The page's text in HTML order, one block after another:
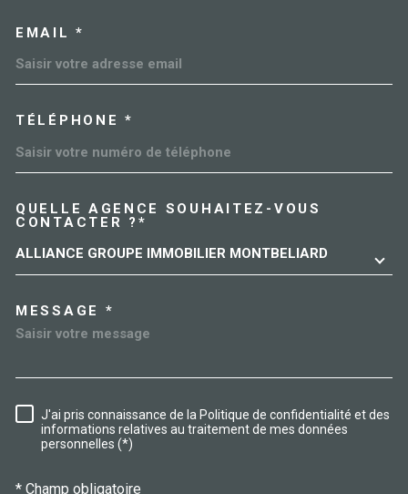
EMAIL *
TÉLÉPHONE *
QUELLE AGENCE SOUHAITEZ-VOUS
CONTACTER ?*
ALLIANCE GROUPE IMMOBILIER MONTBELIARD
MESSAGE *
RÈGLEMENTATION
J'ai pris connaissance de la Politique de confidentialité et des
informations relatives au traitement de mes données
personnelles (*)
* Champ obligatoire